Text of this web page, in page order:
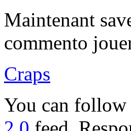
Maintenant
commento
Craps
You can follow